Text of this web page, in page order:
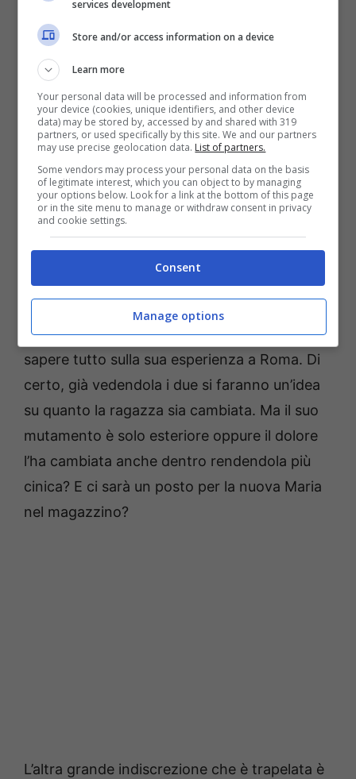
Il Paradiso delle Signore 7 solonotizie
Il futuro della bellissima
signora Maria Puglisi a Milano
Tornata a Milano, Maria verrà accolta in
ufficio da Roberto e Vittorio che vorranno
sapere tutto sulla sua esperienza a Roma. Di
certo, già vedendola i due si faranno un’idea
su quanto la ragazza sia cambiata. Ma il suo
mutamento è solo esteriore oppure il dolore
l’ha cambiata anche dentro rendendola più
cinica? E ci sarà un posto per la nuova Maria
nel magazzino?
L’altra grande indiscrezione che è trapelata è
services development
Store and/or access information on a device
Learn more
Your personal data will be processed and information from
your device (cookies, unique identifiers, and other device
data) may be stored by, accessed by and shared with 319
partners, or used specifically by this site. We and our partners
may use precise geolocation data. List of partners.
Some vendors may process your personal data on the basis
of legitimate interest, which you can object to by managing
your options below. Look for a link at the bottom of this page
or in the site menu to manage or withdraw consent in privacy
and cookie settings.
Consent
Manage options